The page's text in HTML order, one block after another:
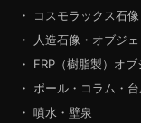
・ コスモラックス石
・ 人造石像・オブジェ
・ FRP（樹脂製）オブ
・ ポール・コラム・
・ 噴水・壁泉